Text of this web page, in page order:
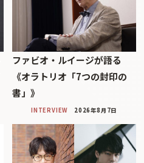
ファビオ・ルイージが語る
《オラトリオ「7つの封印の
書」》
INTERVIEW 2026年8月7日